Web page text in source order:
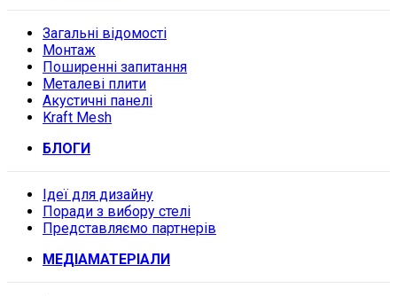
Загальні відомості
Монтаж
Поширенні запитання
Металеві плити
Акустичні панелі
Kraft Mesh
БЛОГИ
Ідеї для дизайну
Поради з вибору стелі
Представляємо партнерів
МЕДІАМАТЕРІАЛИ